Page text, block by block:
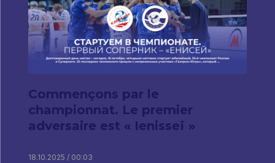
Commençons par le
championnat. Le premier
adversaire est « Ienisseï »
18.10.2025 / 00:03